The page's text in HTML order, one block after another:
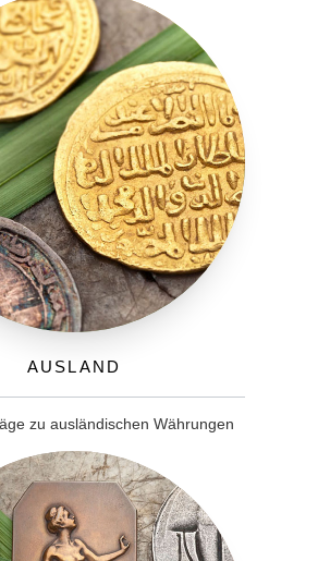
Ausland
zu ausländischen Währungen